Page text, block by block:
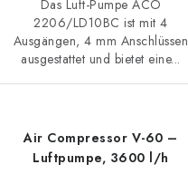
Das Luft-Pumpe ACO
2206/LD10BC ist mit 4
Ausgängen, 4 mm Anschlüssen
ausgestattet und bietet eine...
Air Compressor V-60 –
Luftpumpe, 3600 l/h